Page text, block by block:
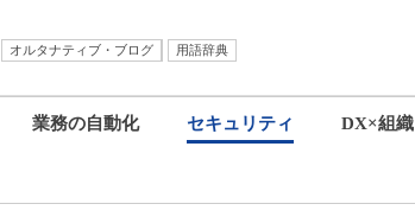
オルタナティブ・ブログ
用語辞典
業務の自動化 セキュリティ DX×組織